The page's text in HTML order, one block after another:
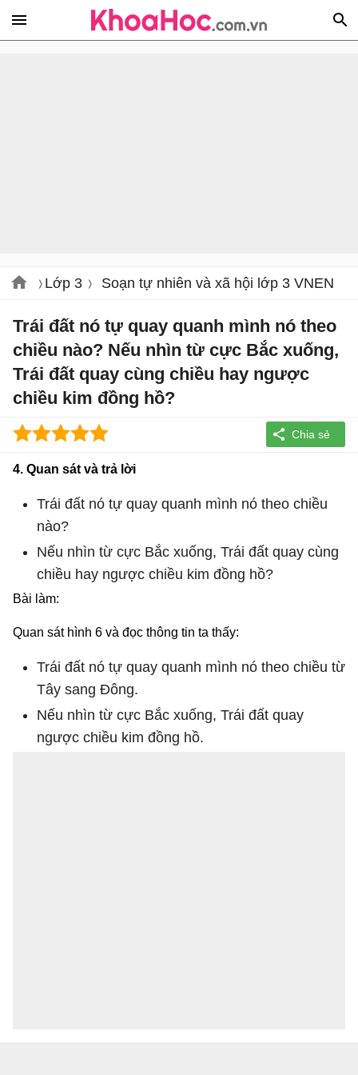
Lớp 3 Soạn tự nhiên và xã hội lớp 3 VNEN
Trái đất nó tự quay quanh mình nó theo
chiều nào? Nếu nhìn từ cực Bắc xuống,
Trái đất quay cùng chiều hay ngược
chiều kim đồng hồ?
4. Quan sát và trả lời
Trái đất nó tự quay quanh mình nó theo chiều
nào?
Nếu nhìn từ cực Bắc xuống, Trái đất quay cùng
chiều hay ngược chiều kim đồng hồ?
Bài làm:
Quan sát hình 6 và đọc thông tin ta thấy:
Trái đất nó tự quay quanh mình nó theo chiều từ
Tây sang Đông.
Nếu nhìn từ cực Bắc xuống, Trái đất quay
ngược chiều kim đồng hồ.